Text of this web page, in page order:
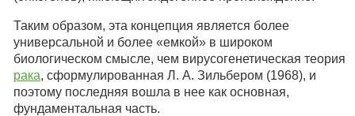
Таким образом, эта концепция является более
универсальной и более «емкой» в широком
биологическом смысле, чем вирусогенетическая теория
рака, сформулированная Л. А. Зильбером (1968), и
поэтому последняя вошла в нее как основная,
фундаментальная часть.